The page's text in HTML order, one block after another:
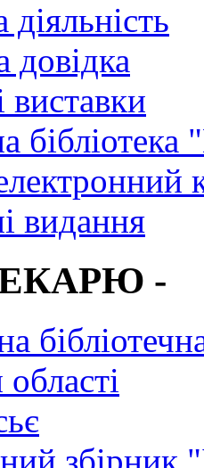
довідка
виставки
видання
-
області